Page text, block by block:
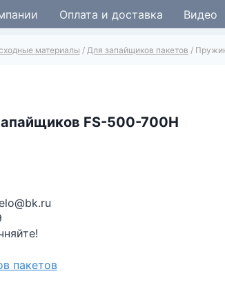
Оплата и доставка Видео
материалы / Для запайщиков пакетов /
FS-500-700H
пакетов